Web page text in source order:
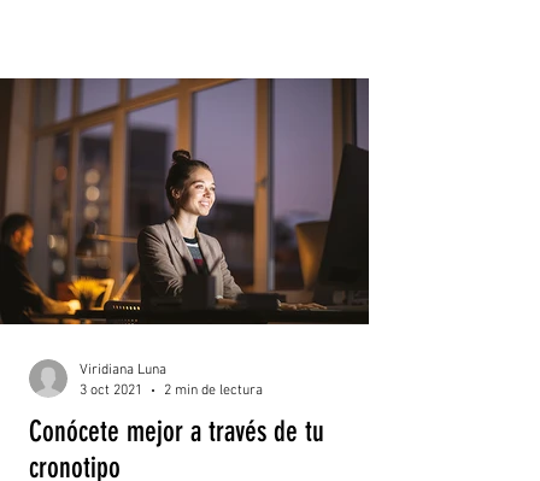
Conócete mejor a través de tu
cronotipo
Viridiana Luna
3 oct 2021
2 min de lectura